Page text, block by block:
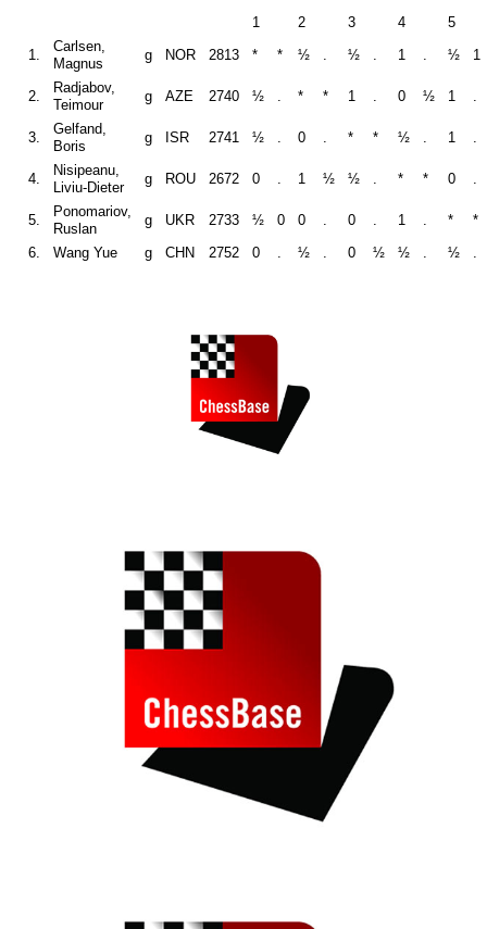
1 2 3 4
5
1.
Carlsen,
Magnus
g NOR 2813 * * ½ . ½ . 1 . ½ 1
2.
Radjabov,
Teimour
g AZE 2740 ½ . * * 1 . 0 ½ 1 .
3.
Gelfand,
Boris
g ISR 2741 ½ . 0 . * * ½ . 1 .
4.
Nisipeanu,
Liviu-Dieter
g ROU 2672 0 . 1 ½ ½ . * * 0 .
5.
Ponomariov,
Ruslan
g UKR 2733 ½ 0 0 . 0 . 1 . *
*
6.
Wang Yue g CHN 2752 0 . ½ . 0 ½ ½ . ½ .